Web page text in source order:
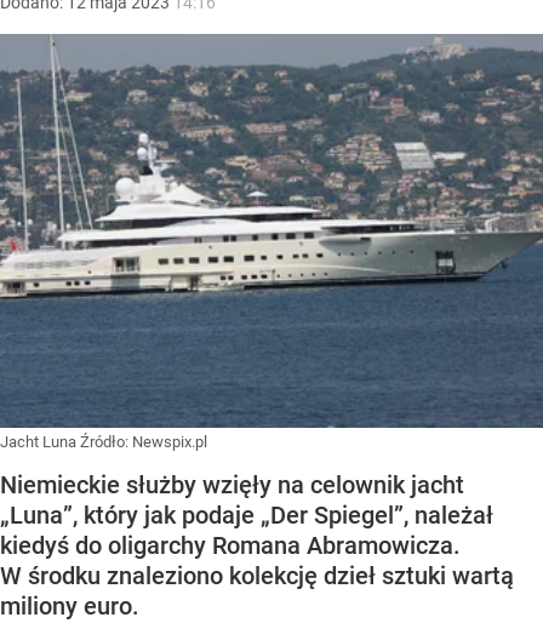
Jacht Luna Źródło: Newspix.pl
Niemieckie służby wzięły na celownik jacht
„Luna”, który jak podaje „Der Spiegel”, należał
kiedyś do oligarchy Romana Abramowicza.
W środku znaleziono kolekcję dzieł sztuki wartą
miliony euro.